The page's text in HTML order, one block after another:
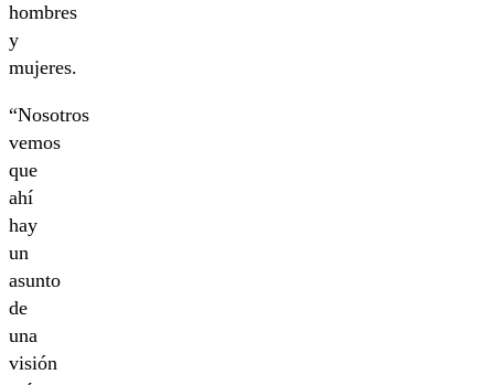
hombres
y
mujeres.
“Nosotros
vemos
que
ahí
hay
un
asunto
de
una
visión